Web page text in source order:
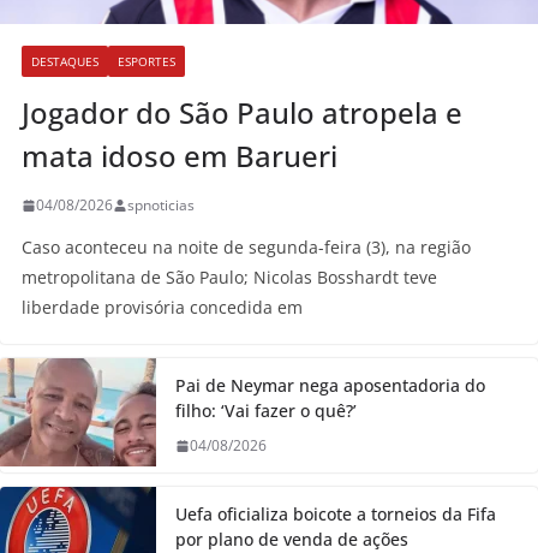
DESTAQUES ESPORTES
Jogador do São Paulo atropela e
mata idoso em Barueri
04/08/2026 spnoticias
Caso aconteceu na noite de segunda-feira (3), na região
metropolitana de São Paulo; Nicolas Bosshardt teve
liberdade provisória concedida em
Pai de Neymar nega aposentadoria do
filho: ‘Vai fazer o quê?’
04/08/2026
Uefa oficializa boicote a torneios da Fifa
por plano de venda de ações